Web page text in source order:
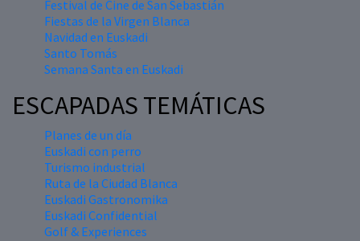
Festival de Cine de San Sebastián
Fiestas de la Virgen Blanca
Navidad en Euskadi
Santo Tomás
Semana Santa en Euskadi
ESCAPADAS TEMÁTICAS
Planes de un día
Euskadi con perro
Turismo industrial
Ruta de la Ciudad Blanca
Euskadi Gastronomika
Euskadi Confidential
Golf & Experiences